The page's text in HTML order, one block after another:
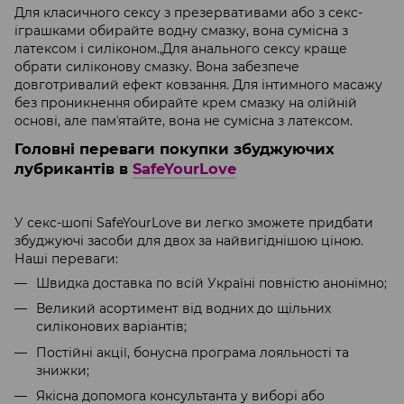
Для класичного сексу з презервативами або з секс-
іграшками обирайте водну смазку, вона сумісна з
латексом і силіконом.,​Для анального сексу краще
обрати силіконову смазку. Вона забезпече
довготривалий ефект ковзання. Для інтимного масажу
без проникнення обирайте крем смазку на олійній
основі, але памʼятайте, вона не сумісна з латексом.
Головні переваги покупки збуджуючих
лубрикантів в SafeYourLove
У секс-шопі SafeYourLove ви легко зможете придбати
збуджуючі засоби для двох за найвигіднішою ціною.
Наші переваги:
Швидка доставка по всій Україні повністю анонімно;
Великий асортимент від водних до щільних
силіконових варіантів;
Постійні акції, бонусна програма лояльності та
знижки;
Якісна допомога консультанта у виборі або